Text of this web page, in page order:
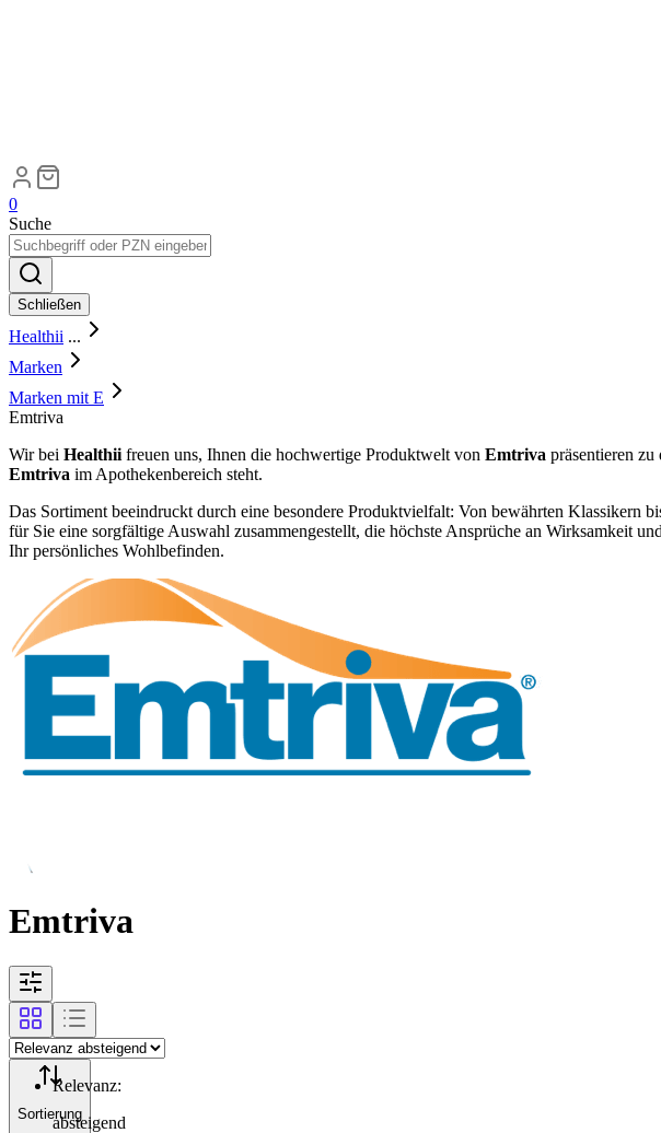
0
Suche
Schließen
Healthii ...
Marken
Marken mit E
Emtriva
Wir bei Healthii freuen uns, Ihnen die hochwertige Produktwelt von Emtriva präsentieren
Emtriva im Apothekenbereich steht.
Das Sortiment beeindruckt durch eine besondere Produktvielfalt: Von bewährten Klassikern
für Sie eine sorgfältige Auswahl zusammengestellt, die höchste Ansprüche an Wirksamkeit
Ihr persönliches Wohlbefinden.
Emtriva
Sortierung
Relevanz:
absteigend